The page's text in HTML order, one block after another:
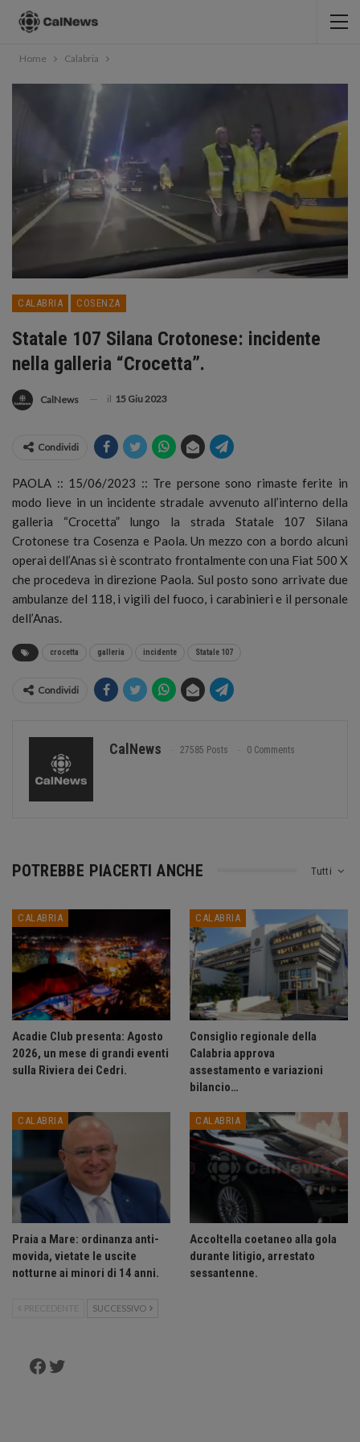
Home Calabria
CALABRIA COSENZA
Statale 107 Silana Crotonese: incidente
nella galleria “Crocetta”.
CalNews il 15 Giu 2023
Condividi
PAOLA :: 15/06/2023 :: Tre persone sono rimaste ferite in
modo lieve in un incidente stradale avvenuto all’interno della
galleria “Crocetta”lungo la strada Statale 107 Silana
Crotonese tra Cosenza e Paola. Un mezzo con a bordo alcuni
operai dell’Anas si è scontrato frontalmente con una Fiat 500 X
che procedeva in direzione Paola. Sul posto sono arrivate due
ambulanze del 118, i vigili del fuoco, i carabinieri e il personale
dell’Anas.
crocetta galleria incidente Statale 107
Condividi
CalNews 27585 Posts 0 Comments
Tutti
POTREBBE PIACERTI ANCHE
CALABRIA
Acadie Club presenta: Agosto
2026, un mese di grandi eventi
sulla Riviera dei Cedri.
CALABRIA
Consiglio regionale della
Calabria approva
assestamento e variazioni
bilancio…
CALABRIA
Praia a Mare: ordinanza anti-
movida, vietate le uscite
notturne ai minori di 14 anni.
CALABRIA
Accoltella coetaneo alla gola
durante litigio, arrestato
sessantenne.
PRECEDENTE SUCCESSIVO
Facebook
Twitter